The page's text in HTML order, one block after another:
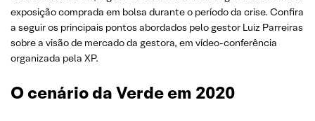
exposição comprada em bolsa durante o período da crise. Confira
a seguir os principais pontos abordados pelo gestor Luiz Parreiras
sobre a visão de mercado da gestora, em vídeo-conferência
organizada pela XP.
O cenário da Verde em 2020